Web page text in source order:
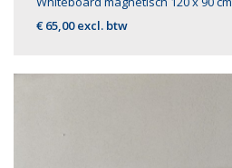
€ 65,00 excl. btw